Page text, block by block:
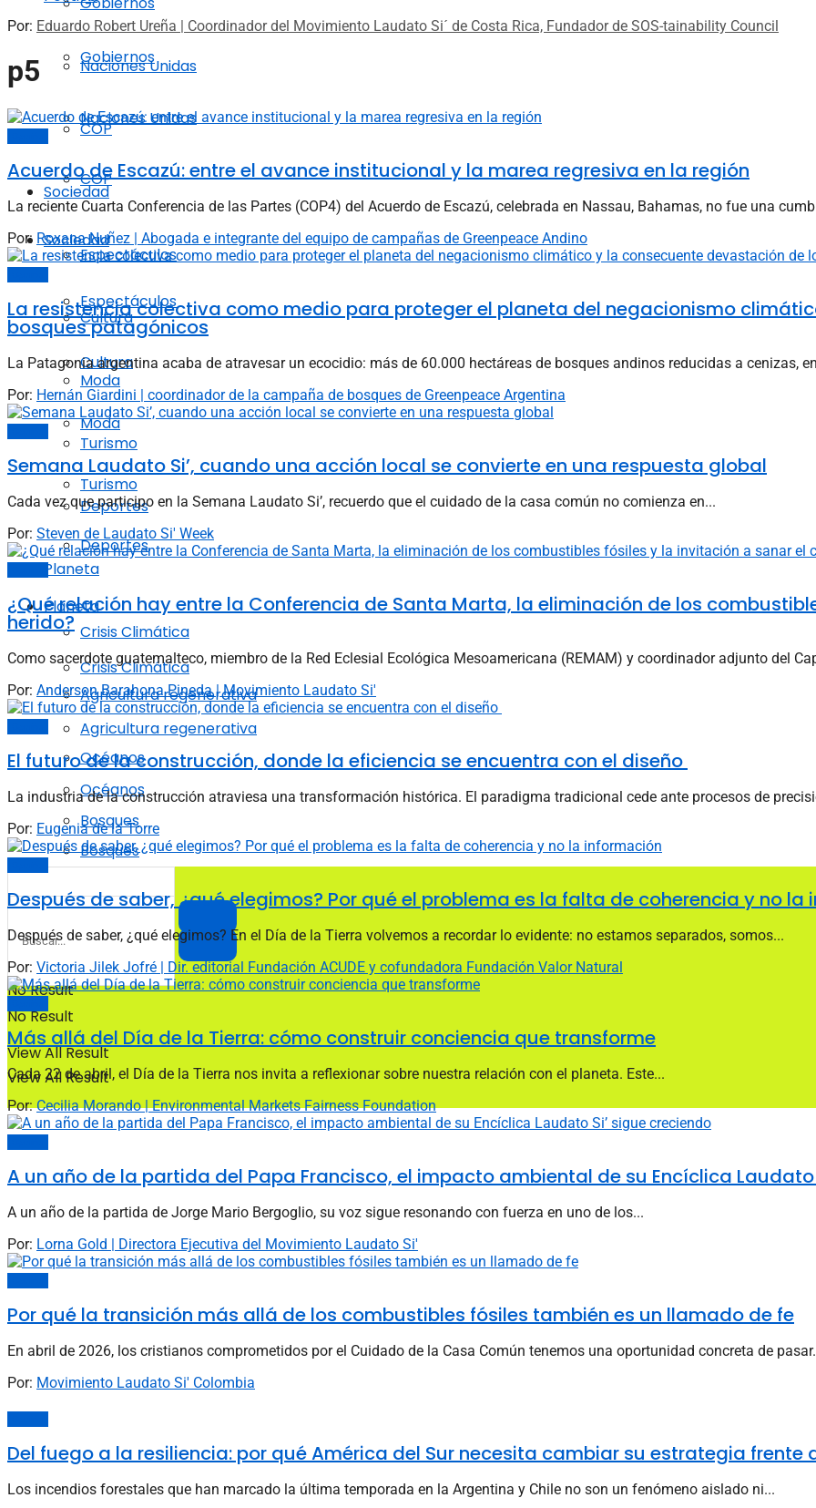
Naciones Unidas
COP
Sociedad
Espectáculos
Cultura
Moda
Turismo
Deportes
Planeta
Crisis Climática
Agricultura regenerativa
Océanos
Bosques
No Result
View All Result
Gobiernos
Naciones Unidas
COP
Sociedad
Espectáculos
Cultura
Moda
Turismo
Deportes
Planeta
Crisis Climática
Agricultura regenerativa
Océanos
Bosques
No Result
View All Result
Por: Eduardo Robert Ureña | Coordinador del Movimiento Laudato Si´ de Costa Rica, Fundador de SOS-tainability Council
p5
Acuerdo de Escazú: entre el avance institucional y la marea regresiva en la región
La reciente Cuarta Conferencia de las Partes (COP4) del Acuerdo de Escazú, celebrada en Nassau, Bahamas, no fue una
Por: Roxana Nuñez | Abogada e integrante del equipo de campañas de Greenpeace Andino
La resistencia colectiva como medio para proteger el planeta del negacionismo
bosques patagónicos
La Patagonia argentina acaba de atravesar un ecocidio: más de 60.000 hectáreas de bosques andinos reducidas a cenizas,
Por: Hernán Giardini | coordinador de la campaña de bosques de Greenpeace Argentina
Semana Laudato Si’, cuando una acción local se convierte en una respuesta global
Cada vez que participo en la Semana Laudato Si’, recuerdo que el cuidado de la casa común no comienza en...
Por: Steven de Laudato Si' Week
¿Qué relación hay entre la Conferencia de Santa Marta, la eliminación de los
herido?
Como sacerdote guatemalteco, miembro de la Red Eclesial Ecológica Mesoamericana (REMAM) y coordinador adjunto del
Por: Anderson Barahona Pineda | Movimiento Laudato Si'
El futuro de la construcción, donde la eficiencia se encuentra con el diseño
La industria de la construcción atraviesa una transformación histórica. El paradigma tradicional cede ante procesos de
Por: Eugenia de la Torre
Después de saber, ¿qué elegimos? Por qué el problema es la falta de coherencia y no la
Después de saber, ¿qué elegimos? En el Día de la Tierra volvemos a recordar lo evidente: no estamos separados, somos...
Por: Victoria Jilek Jofré | Dir. editorial Fundación ACUDE y cofundadora Fundación Valor Natural
Más allá del Día de la Tierra: cómo construir conciencia que transforme
Cada 22 de abril, el Día de la Tierra nos invita a reflexionar sobre nuestra relación con el planeta. Este...
Por: Cecilia Morando | Environmental Markets Fairness Foundation
A un año de la partida del Papa Francisco, el impacto ambiental de su Encíclica Laudato
A un año de la partida de Jorge Mario Bergoglio, su voz sigue resonando con fuerza en uno de los...
Por: Lorna Gold | Directora Ejecutiva del Movimiento Laudato Si'
Por qué la transición más allá de los combustibles fósiles también es un llamado de fe
En abril de 2026, los cristianos comprometidos por el Cuidado de la Casa Común tenemos una oportunidad concreta de
Por: Movimiento Laudato Si' Colombia
Del fuego a la resiliencia: por qué América del Sur necesita cambiar su estrategia frente
Los incendios forestales que han marcado la última temporada en la Argentina y Chile no son un fenómeno aislado ni...